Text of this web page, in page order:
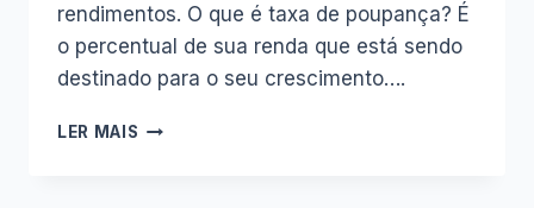
rendimentos. O que é taxa de poupança? É
o percentual de sua renda que está sendo
destinado para o seu crescimento….
LER MAIS